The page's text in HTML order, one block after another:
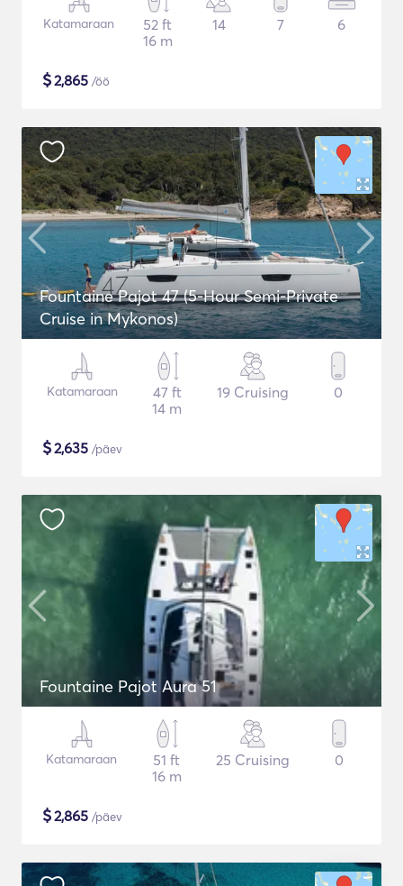
Katamaraan
52 ft
16 m
14 7 6
$2,865 /öö
Fountaine Pajot 47 (5-Hour Semi-Private
Cruise in Mykonos)
Katamaraan
47 ft
14 m
19 Cruising 0
$2,635 /päev
Fountaine Pajot Aura 51
Katamaraan
51 ft
16 m
25 Cruising 0
$2,865 /päev